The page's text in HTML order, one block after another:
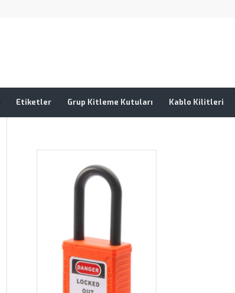
Etiketler Grup Kitleme Kutuları Kablo Kilitleri